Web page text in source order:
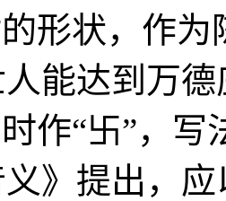
形状，作
能达到万
作“卐”，
义》提出，